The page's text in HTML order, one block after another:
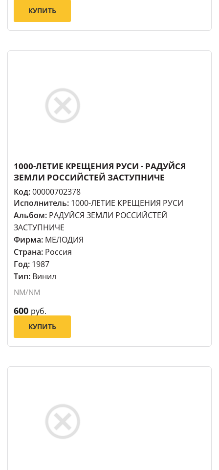
КУПИТЬ
1000-ЛЕТИЕ КРЕЩЕНИЯ РУСИ - РАДУЙСЯ
ЗЕМЛИ РОССИЙСТЕЙ ЗАСТУПНИЧЕ
Код:00000702378
Исполнитель: 1000-ЛЕТИЕ КРЕЩЕНИЯ РУСИ
Альбом: РАДУЙСЯ ЗЕМЛИ РОССИЙСТЕЙ
ЗАСТУПНИЧЕ
Фирма: МЕЛОДИЯ
Страна: Россия
Год: 1987
Тип: Винил
NM/NM
600 руб.
КУПИТЬ